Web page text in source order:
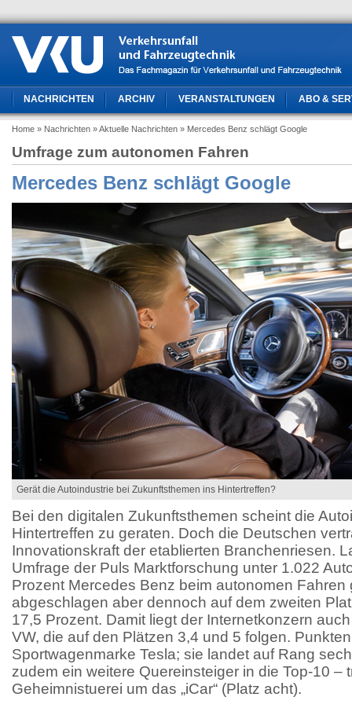
NACHRICHTEN ARCHIV VERANSTALTUNGEN ABO &
Home » Nachrichten » Aktuelle Nachrichten » Mercedes Benz schlägt Google
Umfrage zum autonomen Fahren
Mercedes Benz schlägt Google
Gerät die Autoindustrie bei Zukunftsthemen ins Hintertreffen?
Bei den digitalen Zukunftsthemen scheint die
Hintertreffen zu geraten. Doch die Deutschen
Innovationskraft der etablierten Branchenriesen.
Umfrage der Puls Marktforschung unter 1.022
Prozent Mercedes Benz beim autonomen Fahren
abgeschlagen aber dennoch auf dem zweiten
17,5 Prozent. Damit liegt der Internetkonzern
VW, die auf den Plätzen 3,4 und 5 folgen.
Sportwagenmarke Tesla; sie landet auf Rang
zudem ein weitere Quereinsteiger in die Top-10 –
Geheimnistuerei um das „iCar“ (Platz acht).